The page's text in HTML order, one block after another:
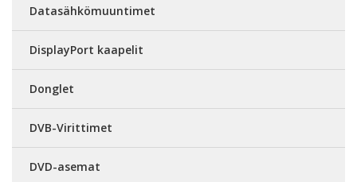
Datasähkömuuntimet
DisplayPort kaapelit
Donglet
DVB-Virittimet
DVD-asemat